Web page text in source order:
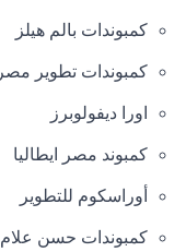
كمبوندات بالم هيلز
كمبوندات تطوير مصر
اورا ديفولوبرز
كمبوند مصر ايطاليا
أوراسكوم للتطوير
كمبوندات حسن علام